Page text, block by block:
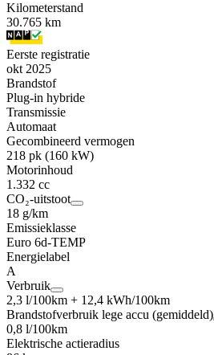
Kilometerstand
30.765 km
Eerste registratie
okt 2025
Brandstof
Plug-in hybride
Transmissie
Automaat
Gecombineerd vermogen
218 pk (160 kW)
Motorinhoud
1.332 cc
CO₂-uitstoot
18 g/km
Emissieklasse
Euro 6d-TEMP
Energielabel
A
Verbruik
2,3 l/100km + 12,4 kWh/100km
Brandstofverbruik lege accu (gemiddeld)
0,8 l/100km
Elektrische actieradius